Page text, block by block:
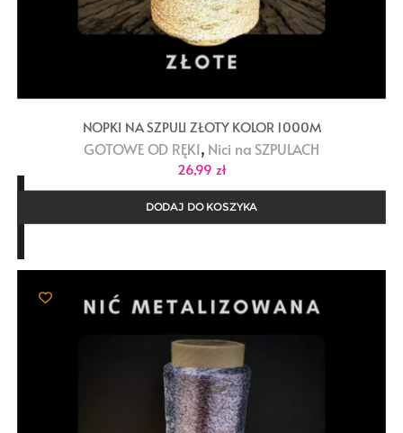
NOPKI NA SZPULI ZŁOTY KOLOR 1000M
GOTOWE OD RĘKI, Nici na SZPULACH
26,99 zł
DODAJ DO KOSZYKA